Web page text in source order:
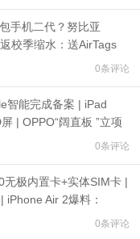
手机二代？努比亚
校季缩水：送AirTags
0条评论
智能完成备案 | iPad
| OPPO“阔直板 ”立项
0条评论
极内置卡+实体SIM卡 |
iPhone Air 2爆料：
0条评论